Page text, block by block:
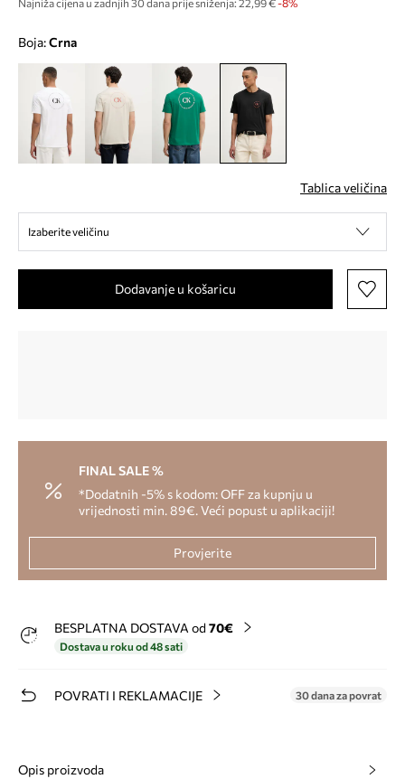
Najniža cijena u zadnjih 30 dana prije sniženja: 22,99 € -8%
Boja: crna
Tablica veličina
Izaberite veličinu
Dodavanje u košaricu
FINAL SALE %
*Dodatnih -5% s kodom: OFF za kupnju u
vrijednosti min. 89€. Veći popust u aplikaciji!
Provjerite
BESPLATNA DOSTAVA od 70€
Dostava u roku od 48 sati
POVRATI I REKLAMACIJE 30 dana za povrat
Opis proizvoda